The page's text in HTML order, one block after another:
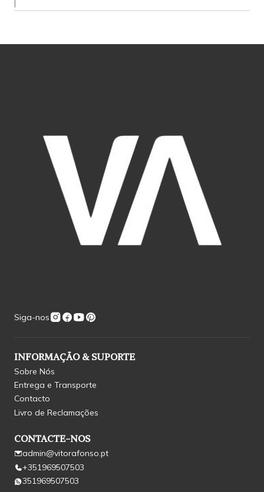
|
Siga-nos
INFORMAÇÃO & SUPORTE
Sobre Nós
Entrega e Transporte
Contacto
Livro de Reclamações
CONTACTE-NOS
admin@vitorafonso.pt
+351969507503
351969507503